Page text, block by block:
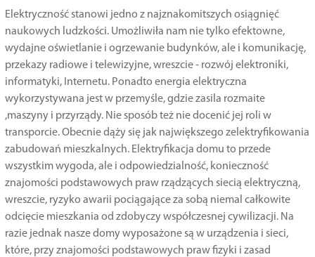
Elektryczność stanowi jedno z najznakomitszych osiągnięć
naukowych ludzkości. Umożliwiła nam nie tylko efektowne,
wydajne oświetlanie i ogrzewanie budynków, ale i komunikację,
przekazy radiowe i telewizyjne, wreszcie - rozwój elektroniki,
informatyki, Internetu. Ponadto energia elektryczna
wykorzystywana jest w przemyśle, gdzie zasila rozmaite
,maszyny i przyrządy. Nie sposób też nie docenić jej roli w
transporcie. Obecnie dąży się jak największego zelektryfikowania
zabudowań mieszkalnych. Elektryfikacja domu to przede
wszystkim wygoda, ale i odpowiedzialność, konieczność
znajomości podstawowych praw rządzących siecią elektryczną,
wreszcie, ryzyko awarii pociągające za sobą niemal całkowite
odcięcie mieszkania od zdobyczy współczesnej cywilizacji. Na
razie jednak nasze domy wyposażone są w urządzenia i sieci,
które, przy znajomości podstawowych praw fizyki i zasad